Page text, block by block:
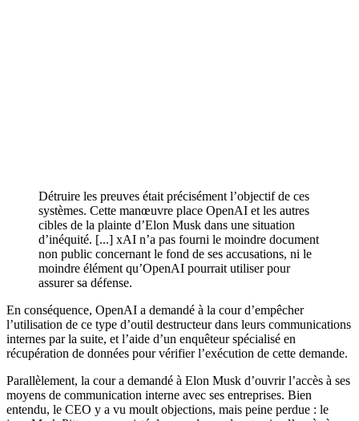
Détruire les preuves était précisément l’objectif de ces
systèmes. Cette manœuvre place OpenAI et les autres
cibles de la plainte d’Elon Musk dans une situation
d’inéquité. [...] xAI n’a pas fourni le moindre document
non public concernant le fond de ses accusations, ni le
moindre élément qu’OpenAI pourrait utiliser pour
assurer sa défense.
En conséquence, OpenAI a demandé à la cour d’empêcher
l’utilisation de ce type d’outil destructeur dans leurs communications
internes par la suite, et l’aide d’un enquêteur spécialisé en
récupération de données pour vérifier l’exécution de cette demande.
Parallèlement, la cour a demandé à Elon Musk d’ouvrir l’accès à ses
moyens de communication interne avec ses entreprises. Bien
entendu, le CEO y a vu moult objections, mais peine perdue : le